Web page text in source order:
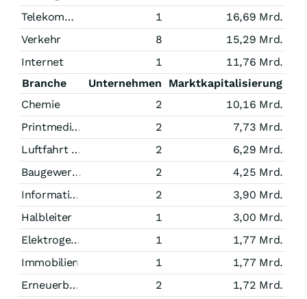
Telekommunikation
1
16,69 Mrd.
Verkehr
8
15,29 Mrd.
Internet
1
11,76 Mrd.
Branche
Unternehmen
Marktkapitalisierung
Chemie
2
10,16 Mrd.
Printmedien
2
7,73 Mrd.
Luftfahrt und Raumfahrt
2
6,29 Mrd.
Baugewerbe
2
4,25 Mrd.
Informationstechnologie
2
3,90 Mrd.
Halbleiter
1
3,00 Mrd.
Elektrogeräte
1
1,77 Mrd.
Immobilien
1
1,77 Mrd.
Erneuerbare Energien
2
1,72 Mrd.